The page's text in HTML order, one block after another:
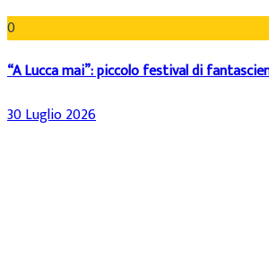
0
“A Lucca mai”: piccolo festival di
30 Luglio 2026